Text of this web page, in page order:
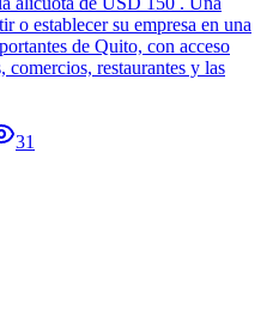
o establecer su empresa en una
de Quito, con acceso
comercios, restaurantes y las
31